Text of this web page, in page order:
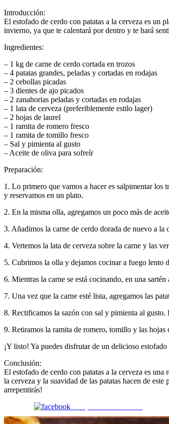
Introducción:
El estofado de cerdo con patatas a la cerveza es un
invierno, ya que te calentará por dentro y te hará
Ingredientes:
– 1 kg de carne de cerdo cortada en trozos
– 4 patatas grandes, peladas y cortadas en rodajas
– 2 cebollas picadas
– 3 dientes de ajo picados
– 2 zanahorias peladas y cortadas en rodajas
– 1 lata de cerveza (preferiblemente estilo lager)
– 2 hojas de laurel
– 1 ramita de romero fresco
– 1 ramita de tomillo fresco
– Sal y pimienta al gusto
– Aceite de oliva para sofreír
Preparación:
1. Lo primero que vamos a hacer es salpimentar los
y reservamos en un plato.
2. En la misma olla, agregamos un poco más de
3. Añadimos la carne de cerdo dorada de nuevo a
4. Vertemos la lata de cerveza sobre la carne y las
5. Cubrimos la olla y dejamos cocinar a fuego lento
6. Mientras la carne se está cocinando, en una
7. Una vez que la carne esté lista, agregamos las
8. Rectificamos la sazón con sal y pimienta al
9. Retiramos la ramita de romero, tomillo y las hojas
¡Y listo! Ya puedes disfrutar de un delicioso
Conclusión:
El estofado de cerdo con patatas a la cerveza es
la cerveza y la suavidad de las patatas hacen de
arrepentirás!
Comparte en Facebook